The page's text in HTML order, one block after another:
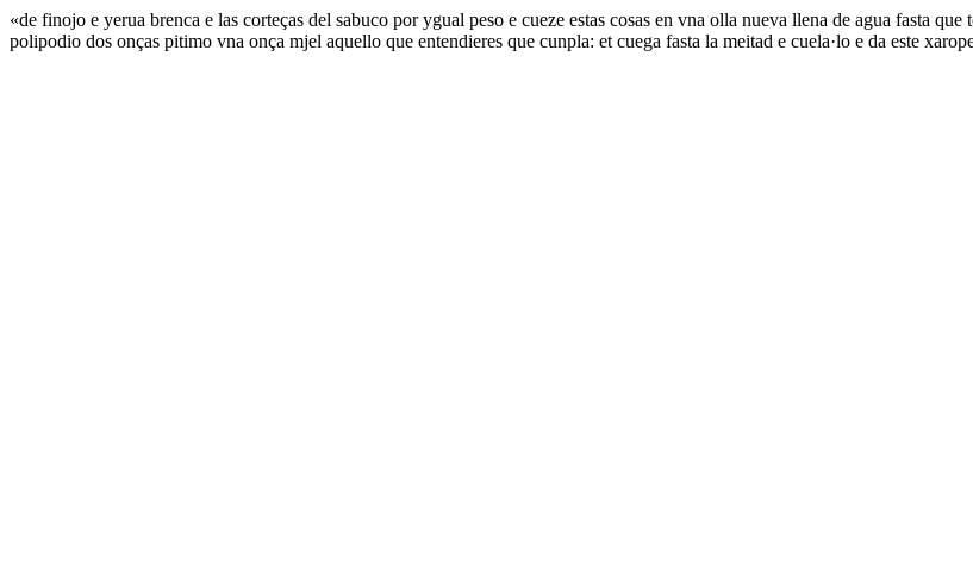
«de finojo e yerua brenca e las corteças del sabuco por ygual peso e cueze estas cosas en vna olla nueva llena de agua fasta
polipodio dos onças pitimo vna onça mjel aquello que entendieres que cunpla: et cuega fasta la meitad e cuela·lo e da este